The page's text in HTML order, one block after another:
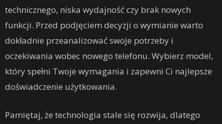
technicznego, niska wydajność czy brak nowych
funkcji. Przed podjęciem decyzji o wymianie warto
dokładnie przeanalizować swoje potrzeby i
oczekiwania wobec nowego telefonu. Wybierz model,
który spełni Twoje wymagania i zapewni Ci najlepsze
doświadczenie użytkowania.
Pamiętaj, że technologia stale się rozwija, dlatego